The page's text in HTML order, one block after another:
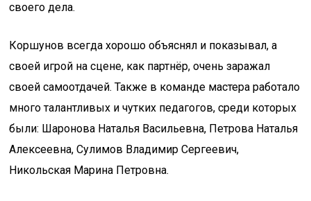
своего дела.
Коршунов всегда хорошо объяснял и показывал, а
своей игрой на сцене, как партнёр, очень заражал
своей самоотдачей. Также в команде мастера работало
много талантливых и чутких педагогов, среди которых
были: Шаронова Наталья Васильевна, Петрова Наталья
Алексеевна, Сулимов Владимир Сергеевич,
Никольская Марина Петровна.